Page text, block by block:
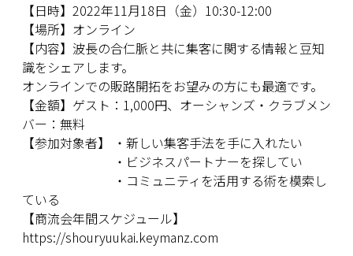
【日時】2022年11月18日（金）10:30-12:00
【場所】オンライン
【内容】波長の合仁脈と共に集客に関する情報と豆知
識をシェアします。
オンラインでの販路開拓をお望みの方にも最適です。
【金額】ゲスト：1,000円、オーシャンズ・クラブメン
バー：無料
【参加対象者】 ・新しい集客手法を手に入れたい
・ビジネスパートナーを探してい
・コミュニティを活用する術を模索し
ている
【商流会年間スケジュール】
https://shouryuukai.keymanz.com